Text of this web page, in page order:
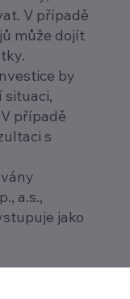
V případě
může dojít
by
situaci,
případě
s
a.s.,
jako